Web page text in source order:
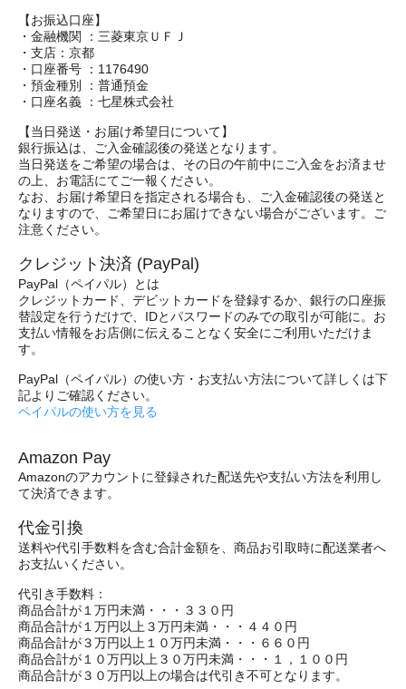
【お振込口座】
・金融機関 ：三菱東京ＵＦＪ
・支店：京都
・口座番号 ：1176490
・預金種別 ：普通預金
・口座名義 ：七星株式会社
【当日発送・お届け希望日について】
銀行振込は、ご入金確認後の発送となります。
当日発送をご希望の場合は、その日の午前中にご入金をお済ませ
の上、お電話にてご一報ください。
なお、お届け希望日を指定される場合も、ご入金確認後の発送と
なりますので、ご希望日にお届けできない場合がございます。ご
注意ください。
クレジット決済 (PayPal)
PayPal（ペイパル）とは
クレジットカード、デビットカードを登録するか、銀行の口座振
替設定を行うだけで、IDとパスワードのみでの取引が可能に。お
支払い情報をお店側に伝えることなく安全にご利用いただけま
す。
PayPal（ペイパル）の使い方・お支払い方法について詳しくは下
記よりご確認ください。
ペイパルの使い方を見る
Amazon Pay
Amazonのアカウントに登録された配送先や支払い方法を利用し
て決済できます。
代金引換
送料や代引手数料を含む合計金額を、商品お引取時に配送業者へ
お支払いください。
代引き手数料：
商品合計が１万円未満・・・３３０円
商品合計が１万円以上３万円未満・・・４４０円
商品合計が３万円以上１０万円未満・・・６６０円
商品合計が１０万円以上３０万円未満・・・１，１００円
商品合計が３０万円以上の場合は代引き不可となります。